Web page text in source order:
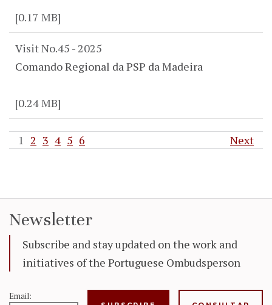
[0.17 MB]
Visit No.45 - 2025
Comando Regional da PSP da Madeira
[0.24 MB]
1 2 3 4 5 6 Next
Newsletter
Subscribe and stay updated on the work and
initiatives of the Portuguese Ombudsperson
Email: